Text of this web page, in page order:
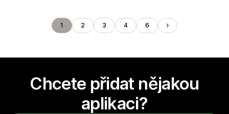
1 2 3 4 6
Chcete přidat nějakou
aplikaci?